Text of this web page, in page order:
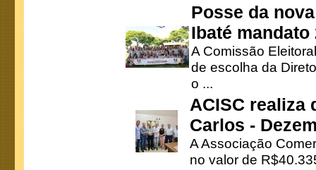
Posse da
Ibaté mandato
A Comissão
de escolha da
o ...
ACISC realiza
Carlos -
A Associação
no valor de